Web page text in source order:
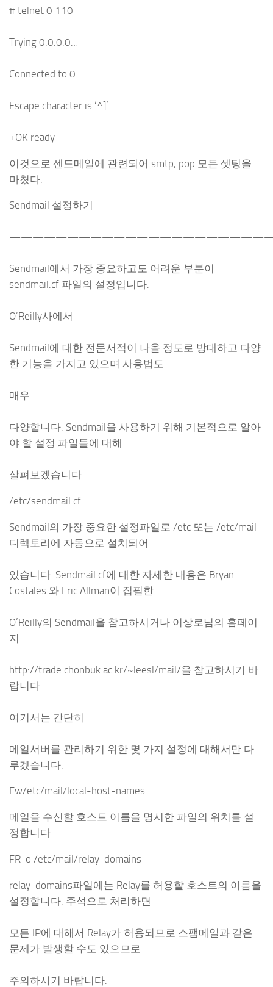
# telnet 0 110
Trying 0.0.0.0…
Connected to 0.
Escape character is ‘^]’.
+OK ready
이것으로 센드메일에 관련되어 smtp, pop 모든 셋팅을
마쳤다.
Sendmail 설정하기
Sendmail에서 가장 중요하고도 어려운 부분이
sendmail.cf 파일의 설정입니다.
O’Reilly사에서
Sendmail에 대한 전문서적이 나올 정도로 방대하고 다양
한 기능을 가지고 있으며 사용법도
매우
다양합니다. Sendmail을 사용하기 위해 기본적으로 알아
야 할 설정 파일들에 대해
살펴보겠습니다.
/etc/sendmail.cf
Sendmail의 가장 중요한 설정파일로 /etc 또는 /etc/mail
디렉토리에 자동으로 설치되어
있습니다. Sendmail.cf에 대한 자세한 내용은 Bryan
Costales 와 Eric Allman이 집필한
O’Reilly의 Sendmail을 참고하시거나 이상로님의 홈페이
지
http://trade.chonbuk.ac.kr/~leesl/mail/을 참고하시기 바
랍니다.
여기서는 간단히
메일서버를 관리하기 위한 몇 가지 설정에 대해서만 다
루겠습니다.
Fw/etc/mail/local-host-names
메일을 수신할 호스트 이름을 명시한 파일의 위치를 설
정합니다.
FR-o /etc/mail/relay-domains
relay-domains파일에는 Relay를 허용할 호스트의 이름을
설정합니다. 주석으로 처리하면
모든 IP에 대해서 Relay가 허용되므로 스팸메일과 같은
문제가 발생할 수도 있으므로
주의하시기 바랍니다.